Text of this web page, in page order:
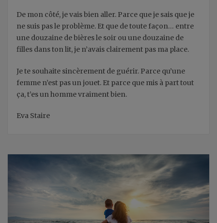
De mon côté, je vais bien aller. Parce que je sais que je
ne suis pas le problème. Et que de toute façon… entre
une douzaine de bières le soir ou une douzaine de
filles dans ton lit, je n’avais clairement pas ma place.
Je te souhaite sincèrement de guérir. Parce qu’une
femme n’est pas un jouet. Et parce que mis à part tout
ça, t’es un homme vraiment bien.
Eva Staire